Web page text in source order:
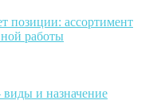
позиции: ассортимент
работы
и назначение